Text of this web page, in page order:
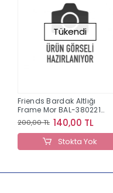
Tükendi
Friends Bardak Altlığı
Frame Mor BAL-380221
Friends Bardak Altlığı
Frame Mor BAL-380221
200,00 TL 140,00 TL
Stokta Yok